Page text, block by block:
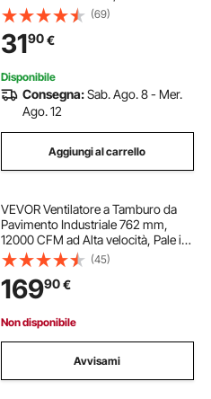
Ricambio per Lampade da Tavolo,
Lampada da Terra Lampadine a
Sospensione, Lino Chiaro
(69)
3190€
Disponibile
Consegna:Sab. Ago. 8 - Mer.
Ago. 12
Aggiungi al carrello
VEVOR Ventilatore a Tamburo da
Pavimento Industriale 762 mm,
12000 CFM ad Alta velocità, Pale in
Alluminio Resistenti, 3 Velocità,
Inclinazione Regolabile a 360°, per
Garage, Officina e Magazzino
(45)
16990€
Non disponibile
Avvisami